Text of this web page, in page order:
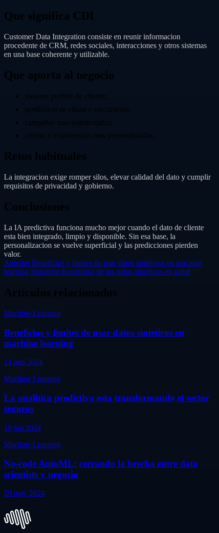
Que significa CDI
Customer Data Integration consiste en reunir informacion
procedente de CRM, redes sociales, interacciones y otros sistemas
en una base coherente y utilizable.
Que aporta al negocio
mejores perfiles de cliente;
prediccion de churn y crecimiento;
campañas mas segmentadas;
ofertas y experiencias mas personalizadas.
Retos habituales
La integracion exige romper silos, elevar calidad del dato y cumplir
requisitos de privacidad y gobierno.
Conclusiones
La IA predictiva funciona mucho mejor cuando el dato de cliente
esta bien integrado, limpio y disponible. Sin esa base, la
personalizacion se vuelve superficial y las predicciones pierden
valor.
Anterior Beneficios y limites de usar datos sinteticos en machine
learning Siguiente Beneficios de los datos sinteticos en salud
Articulos relacionados
Machine Learning
Beneficios y limites de usar datos sinteticos en
machine learning
14 ago 2024
Machine Learning
La analitica predictiva esta transformando el sector
seguros
19 jun 2024
Machine Learning
No-code AutoML: cerrando la brecha entre data
scientists y negocio
29 may 2024